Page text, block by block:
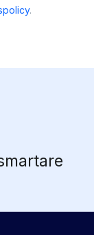
.